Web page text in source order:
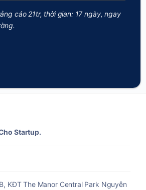
cáo 21tr, thời gian: 17 ngày, ngay
Startup.
KĐT The Manor Central Park Nguyễn